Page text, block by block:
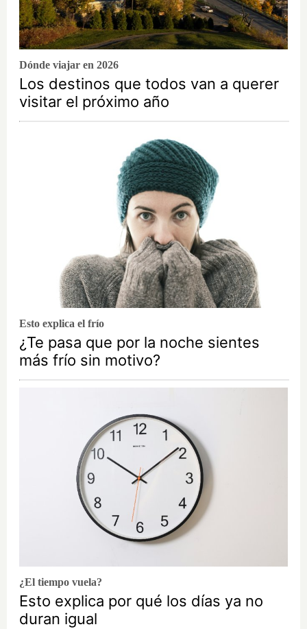
Dónde viajar en 2026
Los destinos que todos van a querer
visitar el próximo año
Esto explica el frío
¿Te pasa que por la noche sientes
más frío sin motivo?
¿El tiempo vuela?
Esto explica por qué los días ya no
duran igual